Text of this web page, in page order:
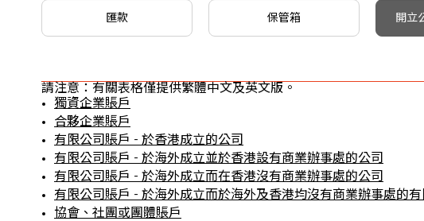
匯款 保管箱 開立
請注意：有關表格僅提供繁體中文及英文版。
獨資企業賬戶
合夥企業賬戶
有限公司賬戶 - 於香港成立的公司
有限公司賬戶 - 於海外成立並於香港設有商業辦事處的公司
有限公司賬戶 - 於海外成立而在香港沒有商業辦事處的公司
有限公司賬戶 - 於海外成立而於海外及香港均沒有商業辦事處的有
協會、社團或團體賬戶